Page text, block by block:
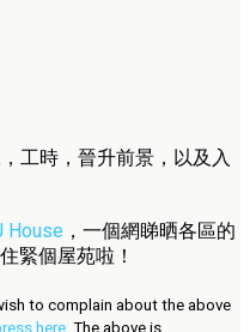
工時，晉升前景，以及入
House ，一個網睇晒各區的
緊個屋苑啦！
to complain about the above
here. The above is